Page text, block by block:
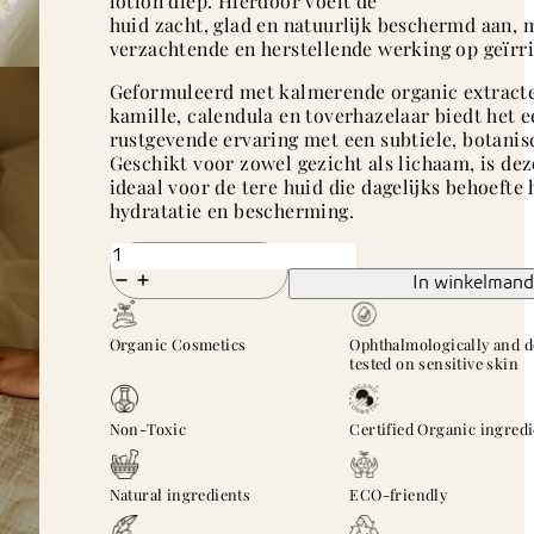
huid zacht, glad en natuurlijk beschermd aan,
verzachtende en herstellende werking op
Geformuleerd met kalmerende organic
kamille, calendula en toverhazelaar biedt het
rustgevende ervaring met een subtiele,
Geschikt voor zowel gezicht als lichaam, is
ideaal voor de tere huid die dagelijks behoefte
hydratatie en bescherming.
silky
glow
aantal
In winkelmand
Organic Cosmetics
Ophthalmologically and
tested on sensitive skin
Non-Toxic Certified Organic
Natural ingredients ECO-friendly